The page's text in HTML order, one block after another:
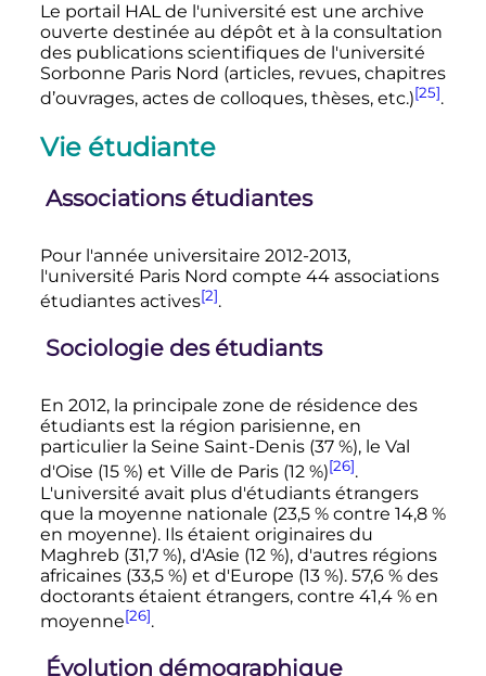
Le portail HAL de l'université est une archive
ouverte destinée au dépôt et à la consultation
des publications scientifiques de l'université
Sorbonne Paris Nord (articles, revues, chapitres
d’ouvrages, actes de colloques, thèses, etc.)[25].
Vie étudiante
Associations étudiantes
Pour l'année universitaire 2012-2013,
l'université Paris Nord compte 44 associations
étudiantes actives[2].
Sociologie des étudiants
En 2012, la principale zone de résidence des
étudiants est la région parisienne, en
particulier la Seine Saint-Denis (37 %), le Val
d'Oise (15 %) et Ville de Paris (12 %)[26].
L'université avait plus d'étudiants étrangers
que la moyenne nationale (23,5 % contre 14,8 %
en moyenne). Ils étaient originaires du
Maghreb (31,7 %), d'Asie (12 %), d'autres régions
africaines (33,5 %) et d'Europe (13 %). 57,6 % des
doctorants étaient étrangers, contre 41,4 % en
moyenne[26].
Évolution démographique